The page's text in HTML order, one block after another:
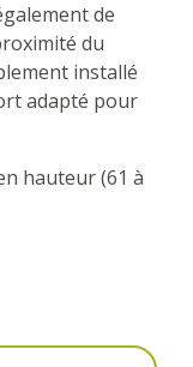
de
du
installé
adapté pour
hauteur (61 à